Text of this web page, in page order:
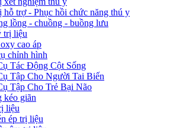
hỗ trợ - Phục hồi chức năng thú y
lồng - chuồng - buồng lưu
trị liệu
cao áp
chỉnh hình
Tác Động Cột Sống
Tập Cho Người Tai Biến
Tập Cho Trẻ Bại Não
kéo giãn
liệu
ép trị liệu